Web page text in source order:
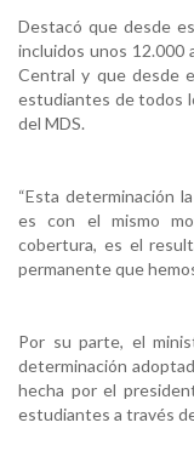
Destacó que desde
incluidos unos 12.000
Central y que desde
estudiantes de todos
del MDS.
“Esta determinación
es con el mismo
cobertura, es el
permanente que
Por su parte, el
determinación
hecha por el
estudiantes a través